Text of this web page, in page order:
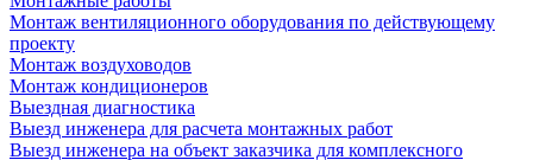
Монтаж вентиляционного оборудования по действующему
проекту
Монтаж воздуховодов
Монтаж кондиционеров
Выездная диагностика
Выезд инженера для расчета монтажных работ
Выезд инженера на объект заказчика для комплексного